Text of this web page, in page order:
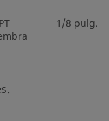
1/8 pulg.